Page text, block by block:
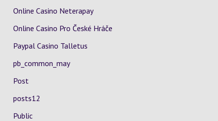
Online Casino Neterapay
Online Casino Pro České Hráče
Paypal Casino Talletus
pb_common_may
Post
posts12
Public